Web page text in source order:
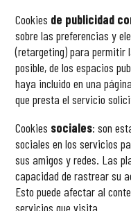
Cookies de publicidad
sobre las preferencias y
(retargeting) para permitir
posible, de los espacios
haya incluido en una
que presta el servicio
Cookies sociales: son
sociales en los servicios
sus amigos y redes. Las
capacidad de rastrear su
Esto puede afectar al
servicios que visita.